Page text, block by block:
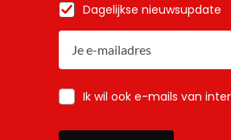
Dagelijkse nieuwsupdate
Ik wil ook e-mails van